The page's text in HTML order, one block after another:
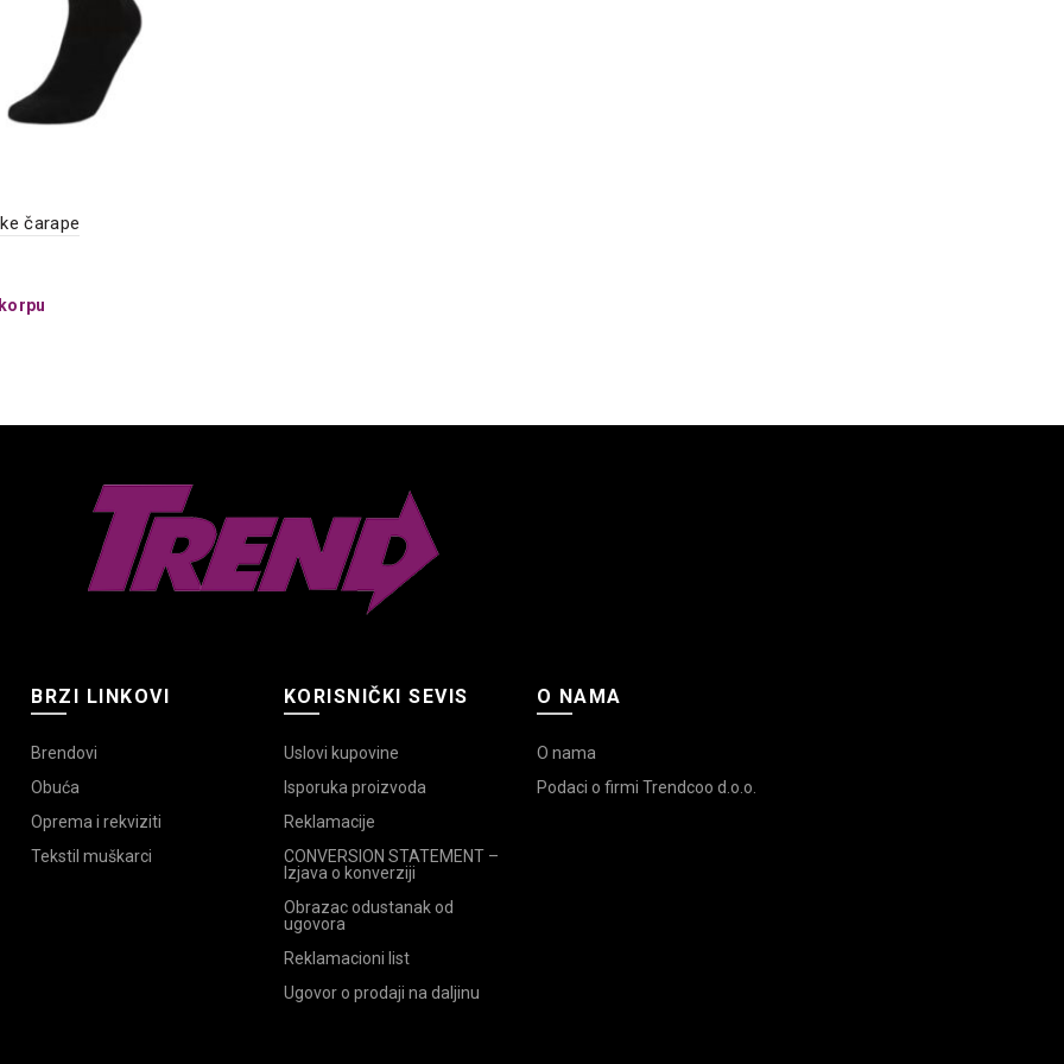
čarape
BRZI LINKOVI
Brendovi
Obuća
Oprema i rekviziti
Tekstil muškarci
KORISNIČKI SEVIS
Uslovi kupovine
Isporuka proizvoda
Reklamacije
CONVERSION STATEMENT –
Izjava o konverziji
Obrazac odustanak od
ugovora
Reklamacioni list
Ugovor o prodaji na daljinu
O NAMA
O nama
Podaci o firmi Trendcoo d.o.o.